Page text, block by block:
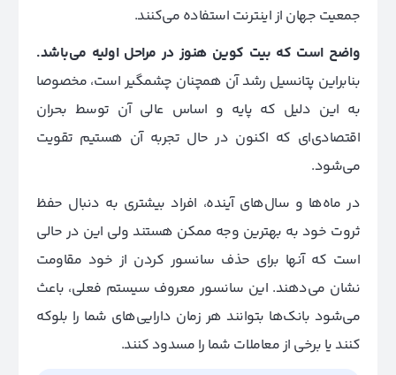
جمعیت جهان از اینترنت استفاده می‌کنند.
واضح است که بیت کوین هنوز در مراحل اولیه می‌باشد.
بنابراین پتانسیل رشد آن همچنان چشمگیر است، مخصوصا
به این دلیل که پایه و اساس عالی آن توسط بحران
اقتصادی‌ای که اکنون در حال تجربه آن هستیم تقویت
می‌شود.
در ماه‌ها و سال‌های آینده، افراد بیشتری به دنبال حفظ
ثروت خود به بهترین وجه ممکن هستند ولی این در حالی
است که آنها برای حذف سانسور کردن از خود مقاومت
نشان می‌دهند. این سانسور معروف سیستم فعلی، باعث
می‌شود بانک‌ها بتوانند هر زمان دارایی‌های شما را بلوکه
کنند یا برخی از معاملات شما را مسدود کنند.